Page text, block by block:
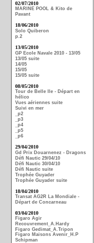
02/07/2010
MARINE POOL & Kito de
Pavant
18/06/2010
Solo Quiberon
p.2
13/05/2010
GP Ecole Navale 2010 - 13/05
13/05 suite
14/05
15/05
15/05 suite
08/05/2010
Tour de Belle Ile - Départ en
hélico
Vues aériennes suite
Suivi en mer
_p2
_p3
_p4
_p5
_p6
29/04/2010
Gd Prix Douarnenez - Dragons
Défi Nautic 29/04/10
Défi Nautic 30/04/10
Défi Nautic suite
Trophée Guyader
Trophée Guyader suite
18/04/2010
Transat AG2R La Mondiale -
Départ de Concarneau
03/04/2010
Figaro Agir
Recouvrement_A.Hardy
Figaro Gedimat_A.Tripon
Figaro Maisons Avenir_H.P
Schipman